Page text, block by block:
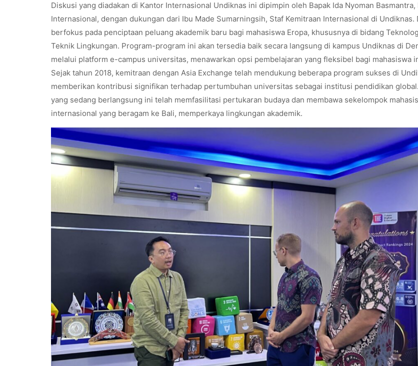
Diskusi yang diadakan di Kantor Internasional Undiknas ini dipimpin oleh Bapak Ida Nyoman Basmantra,
Internasional, dengan dukungan dari Ibu Made Sumarningsih, Staf Kemitraan Internasional di Undiknas.
berfokus pada penciptaan peluang akademik baru bagi mahasiswa Eropa, khususnya di bidang
Teknik Lingkungan. Program-program ini akan tersedia baik secara langsung di kampus Undiknas di
melalui platform e-campus universitas, menawarkan opsi pembelajaran yang fleksibel bagi mahasiswa
Sejak tahun 2018, kemitraan dengan Asia Exchange telah mendukung beberapa program sukses di
memberikan kontribusi signifikan terhadap pertumbuhan universitas sebagai institusi pendidikan
yang sedang berlangsung ini telah memfasilitasi pertukaran budaya dan membawa sekelompok
internasional yang beragam ke Bali, memperkaya lingkungan akademik.